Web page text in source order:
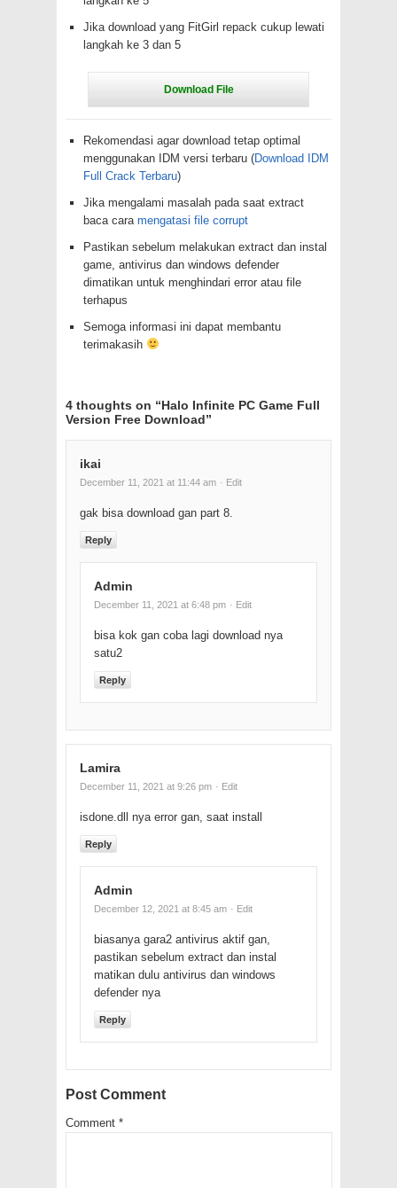
Jika download yang FitGirl repack cukup lewati
langkah ke 3 dan 5
Rekomendasi agar download tetap optimal
menggunakan IDM versi terbaru (Download IDM
Full Crack Terbaru)
Jika mengalami masalah pada saat extract
baca cara mengatasi file corrupt
Pastikan sebelum melakukan extract dan instal
game, antivirus dan windows defender
dimatikan untuk menghindari error atau file
terhapus
Semoga informasi ini dapat membantu
terimakasih
4 thoughts on “Halo Infinite PC Game Full
Version Free Download”
ikai
December 11, 2021 at 11:44 am · Edit
gak bisa download gan part 8.
Reply
Admin
December 11, 2021 at 6:48 pm · Edit
bisa kok gan coba lagi download nya
satu2
Reply
Lamira
December 11, 2021 at 9:26 pm · Edit
isdone.dll nya error gan, saat install
Reply
Admin
December 12, 2021 at 8:45 am · Edit
biasanya gara2 antivirus aktif gan,
pastikan sebelum extract dan instal
matikan dulu antivirus dan windows
defender nya
Reply
Post Comment
Comment *